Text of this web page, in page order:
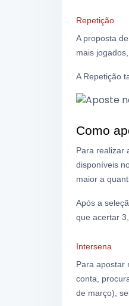
Repetição
A proposta
mais
A Repetição
Como
Para realizar
disponíveis
maior a
Após a
que acertar
Intersena
Para apostar
conta,
de março),